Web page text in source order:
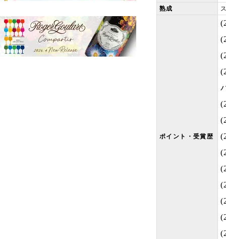
熟成
ポイント・受賞歴